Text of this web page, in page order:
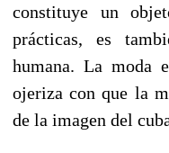
constituye un
prácticas, es
humana. La moda
ojeriza con que la
de la imagen del